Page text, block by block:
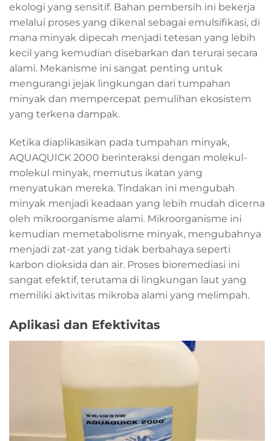
ekologi yang sensitif. Bahan pembersih ini bekerja
melalui proses yang dikenal sebagai emulsifikasi, di
mana minyak dipecah menjadi tetesan yang lebih
kecil yang kemudian disebarkan dan terurai secara
alami. Mekanisme ini sangat penting untuk
mengurangi jejak lingkungan dari tumpahan
minyak dan mempercepat pemulihan ekosistem
yang terkena dampak.
Ketika diaplikasikan pada tumpahan minyak,
AQUAQUICK 2000 berinteraksi dengan molekul-
molekul minyak, memutus ikatan yang
menyatukan mereka. Tindakan ini mengubah
minyak menjadi keadaan yang lebih mudah dicerna
oleh mikroorganisme alami. Mikroorganisme ini
kemudian memetabolisme minyak, mengubahnya
menjadi zat-zat yang tidak berbahaya seperti
karbon dioksida dan air. Proses bioremediasi ini
sangat efektif, terutama di lingkungan laut yang
memiliki aktivitas mikroba alami yang melimpah.
Aplikasi dan Efektivitas